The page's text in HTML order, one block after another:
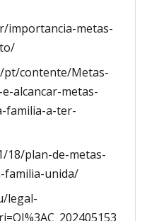
importancia-metas-
pt/contente/Metas-
alcancar-metas-
familia-a-ter-
18/plan-de-metas-
familia-unida/
legal-